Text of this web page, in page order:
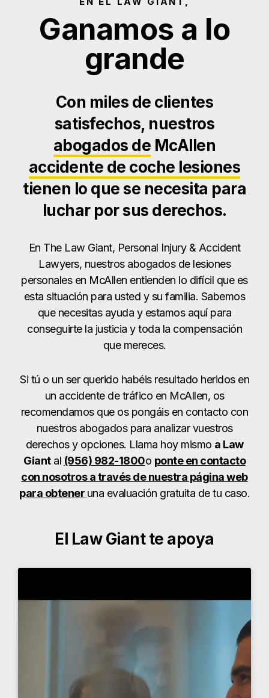
Ganamos a lo
grande
Con miles de clientes
satisfechos, nuestros
abogados de McAllen
accidente de coche lesiones
tienen lo que se necesita para
luchar por sus derechos.
En The Law Giant, Personal Injury & Accident
Lawyers, nuestros abogados de lesiones
personales en McAllen entienden lo difícil que es
esta situación para usted y su familia. Sabemos
que necesitas ayuda y estamos aquí para
conseguirte la justicia y toda la compensación
que mereces.
Si tú o un ser querido habéis resultado heridos en
un accidente de tráfico en McAllen, os
recomendamos que os pongáis en contacto con
nuestros abogados para analizar vuestros
derechos y opciones. Llama hoy mismo a Law
Giantal (956) 982-1800o ponte en contacto
con nosotros a través de nuestra página web
para obtener una evaluación gratuita de tu caso.
El Law Giant te apoya